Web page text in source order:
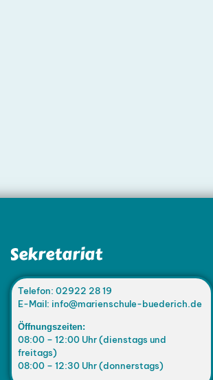
Sekretariat
Telefon: 02922 28 19
E-Mail: info@marienschule-buederich.de
Öffnungszeiten:
08:00 – 12:00 Uhr (dienstags und
freitags)
08:00 – 12:30 Uhr (donnerstags)